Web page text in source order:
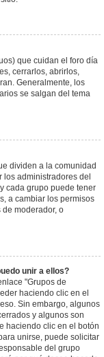
que cuidan el foro día
cerrarlos, abrirlos,
Generalmente, los
se salgan del tema
dividen a la comunidad
administradores del
cada grupo puede tener
a cambiar los permisos
moderador, o
unir a ellos?
"Grupos de
haciendo clic en el
Sin embargo, algunos
y algunos son
haciendo clic en el botón
unirse, puede solicitar
del grupo